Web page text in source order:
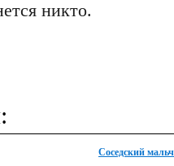
никто.
Соседский